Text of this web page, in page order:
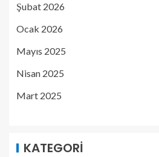
Şubat 2026
Ocak 2026
Mayıs 2025
Nisan 2025
Mart 2025
KATEGORI